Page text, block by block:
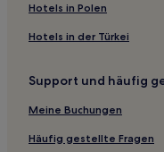
Hasama
Hotels mit
Hotels nahe Bahnhof
Bezirk Chōsei: Hotels
Hotels in Polen
Hotels in der Türkei
Support und häufig
Meine Buchungen
Häufig gestellte Fragen